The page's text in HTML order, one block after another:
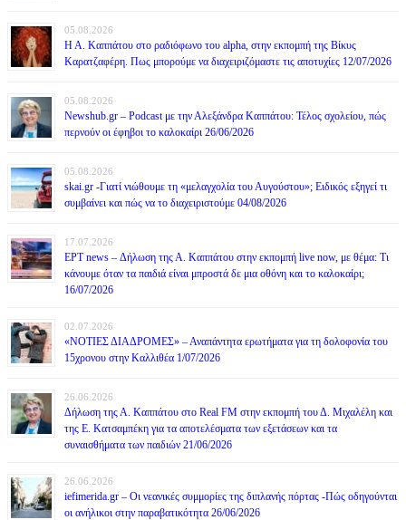
05.08.2026
Η Α. Καππάτου στο ραδιόφωνο του alpha, στην εκπομπή της Βίκυς
Καρατζαφέρη. Πως μπορούμε να διαχειριζόμαστε τις αποτυχίες 12/07/2026
05.08.2026
Newshub.gr – Podcast με την Αλεξάνδρα Καππάτου: Τέλος σχολείου, πώς
περνούν οι έφηβοι το καλοκαίρι 26/06/2026
05.08.2026
skai.gr -Γιατί νιώθουμε τη «μελαγχολία του Αυγούστου»; Ειδικός εξηγεί τι
συμβαίνει και πώς να το διαχειριστούμε 04/08/2026
17.07.2026
ΕΡΤ news – Δήλωση της Α. Καππάτου στην εκπομπή live now, με θέμα: Τι
κάνουμε όταν τα παιδιά είναι μπροστά δε μια οθόνη και το καλοκαίρι;
16/07/2026
02.07.2026
«ΝΟΤΙΕΣ ΔΙΑΔΡΟΜΕΣ» – Αναπάντητα ερωτήματα για τη δολοφονία του
15χρονου στην Καλλιθέα 1/07/2026
26.06.2026
Δήλωση της Α. Καππάτου στο Real FM στην εκπομπή του Δ. Μιχαλέλη και
της Ε. Κατσαμπέκη για τα αποτελέσματα των εξετάσεων και τα
συναισθήματα των παιδιών 21/06/2026
26.06.2026
iefimerida.gr – Οι νεανικές συμμορίες της διπλανής πόρτας -Πώς οδηγούνται
οι ανήλικοι στην παραβατικότητα 26/06/2026